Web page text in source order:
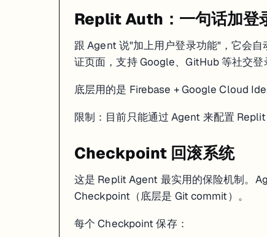
Replit Auth：一句话加登
跟 Agent 说"加上用户登录功能"，它会
证页面，支持 Google、GitHub 等社交登
底层用的是 Firebase + Google Cloud
限制：目前只能通过 Agent 来配置
Checkpoint 回滚系统
这是 Replit Agent 最实用的保险机制。
Checkpoint（底层是 Git commit）。
每个 Checkpoint 保存：